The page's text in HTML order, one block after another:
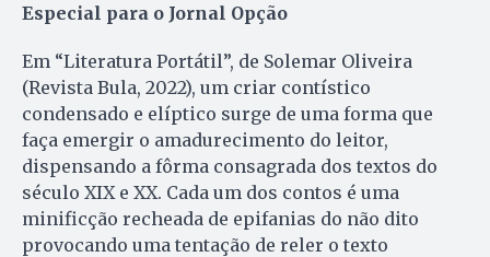
Especial para o Jornal Opção
Em “Literatura Portátil”, de Solemar Oliveira
(Revista Bula, 2022), um criar contístico
condensado e elíptico surge de uma forma que
faça emergir o amadurecimento do leitor,
dispensando a fôrma consagrada dos textos do
século XIX e XX. Cada um dos contos é uma
minificção recheada de epifanias do não dito
provocando uma tentação de reler o texto